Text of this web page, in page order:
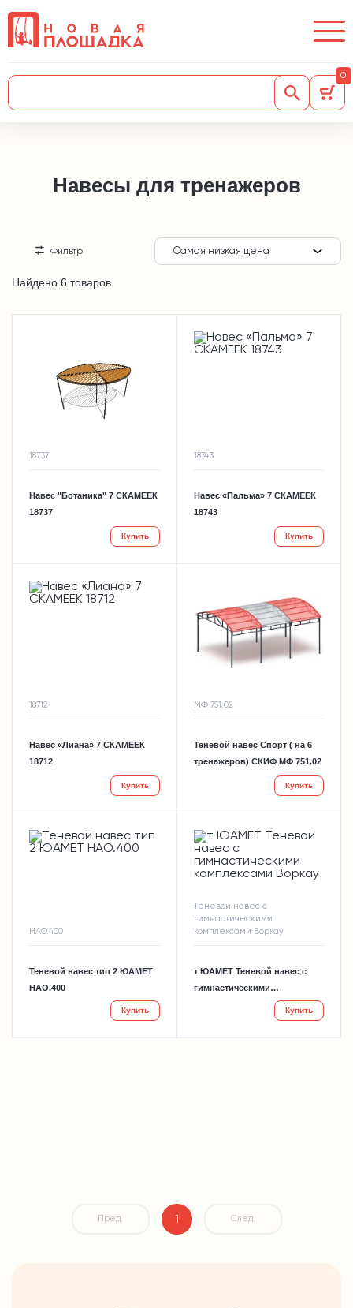
0
Навесы для тренажеров
Найдено 6 товаров
Фильтр Самая низкая цена
18737
Навес "Ботаника" 7 СКАМЕЕК
18737
Купить
18743
Навес «Пальма» 7 СКАМЕЕК
18743
Купить
18712
Навес «Лиана» 7 СКАМЕЕК
18712
Купить
МФ 751.02
Теневой навес Спорт ( на 6
тренажеров) СКИФ МФ 751.02
Купить
НАО.400
Теневой навес тип 2 ЮАМЕТ
НАО.400
Купить
Теневой навес с
гимнастическими
комплексами Воркау
т ЮАМЕТ Теневой навес с
гимнастическими
комплексами Воркау
Купить
Пред. 1 След.